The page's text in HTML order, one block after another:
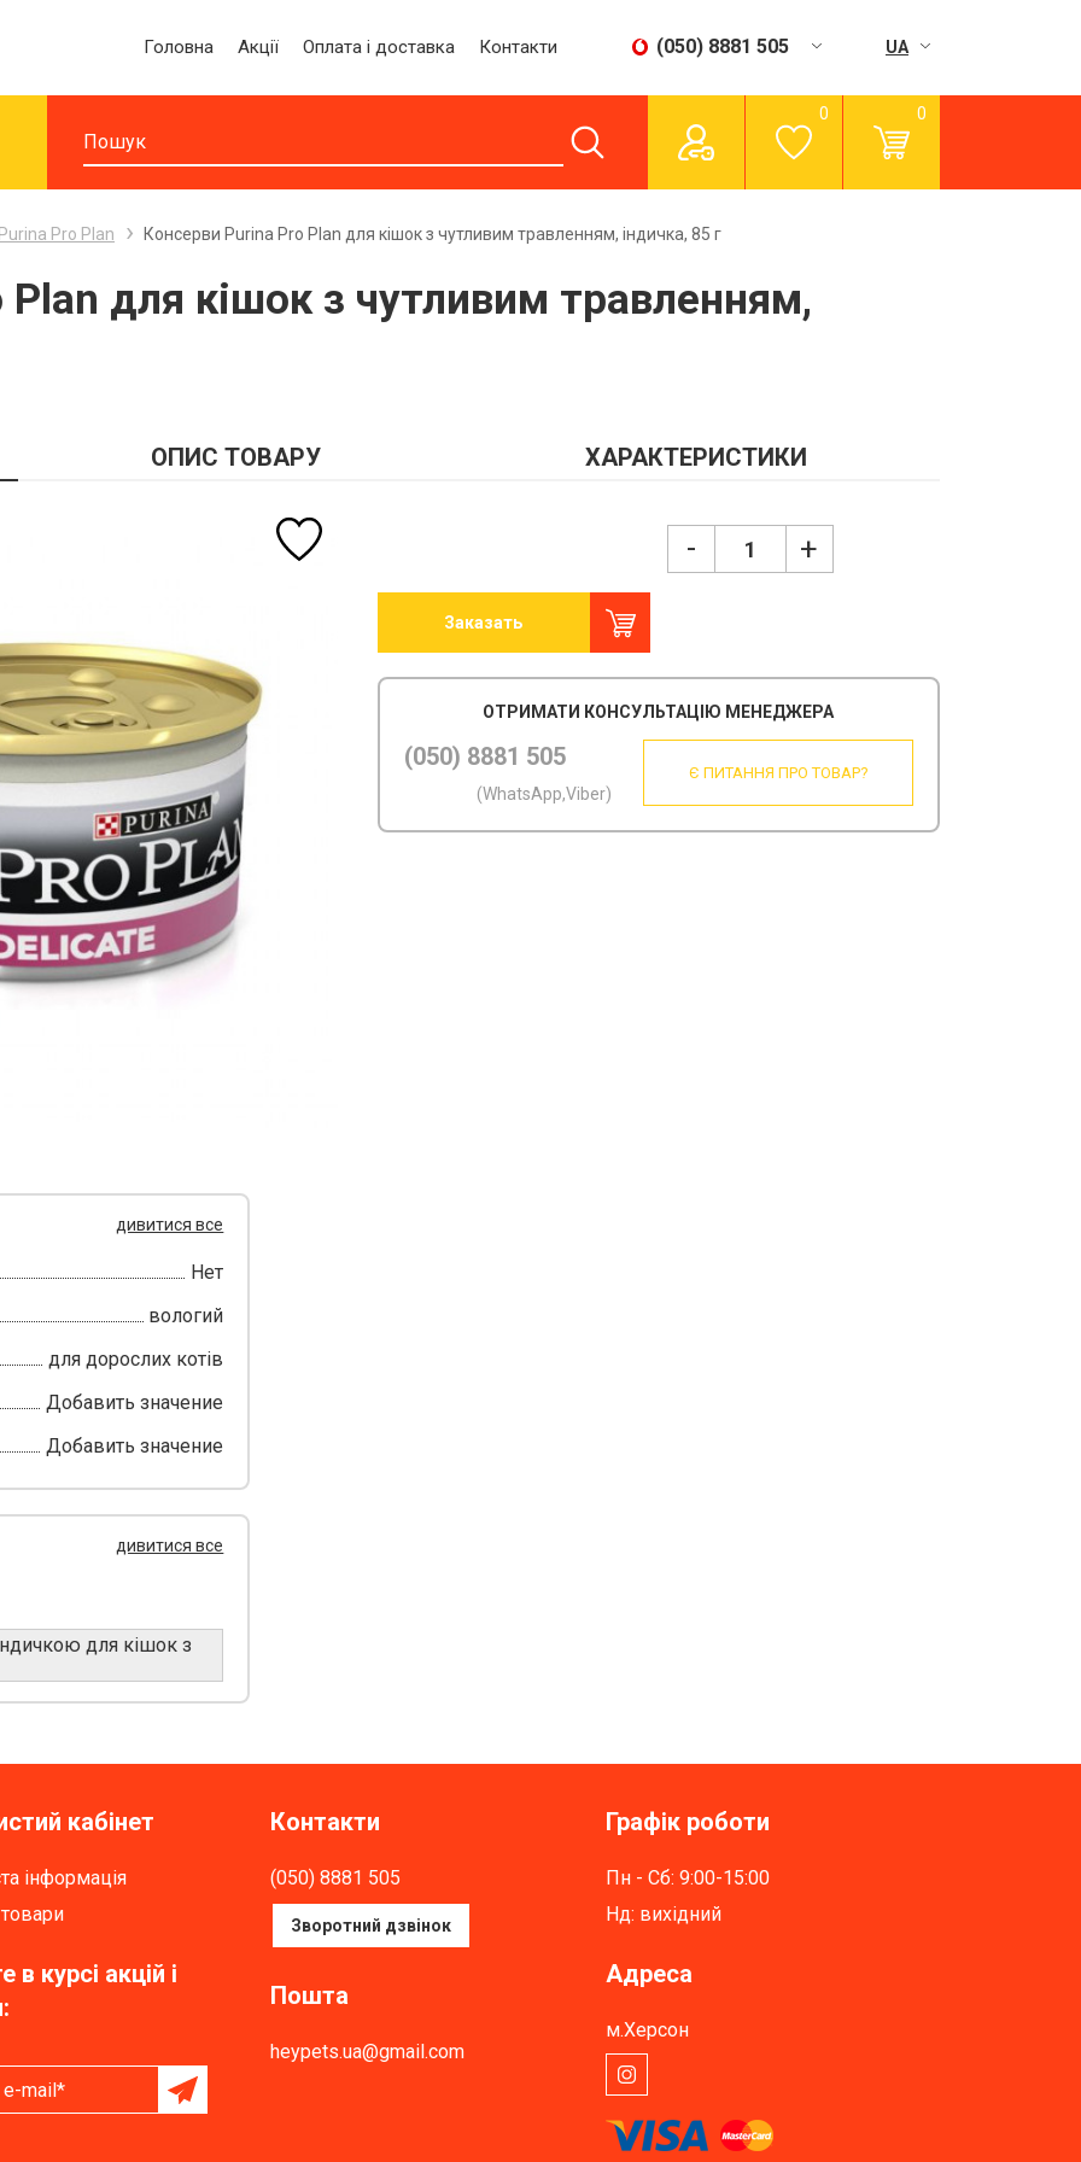
Головна Акції Оплата і доставка Контакти (050) 8881 505
Пн - Сб:
9:00-15:00
Нд:
вихідний
UA
0 0
Purina Pro Plan Консерви Purina Pro Plan для кішок з чутливим травленням, індичка, 85 г
для кішок з чутливим травленням,
ОПИС ТОВАРУ ХАРАКТЕРИСТИКИ
- +
Заказать
ОТРИМАТИ КОНСУЛЬТАЦІЮ МЕНЕДЖЕРА
(050) 8881 505
(WhatsApp,Viber)
Є ПИТАННЯ ПРО ТОВАР?
дивитися все
Нет
вологий
для дорослих котів
Добавить значение
Добавить значение
дивитися все
для кішок з
кабінет
інформація
в курсі акцій і
mail*
Контакти
(050) 8881 505
Зворотний дзвінок
Пошта
heypets.ua@gmail.com
Графік роботи
Пн - Сб: 9:00-15:00
Нд: вихідний
Адреса
м.Херсон